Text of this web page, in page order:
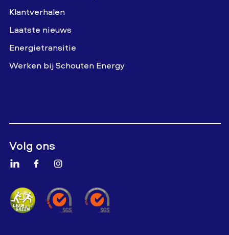
Klantverhalen
Laatste nieuws
Energietransitie
Werken bij Schouten Energy
Volg ons